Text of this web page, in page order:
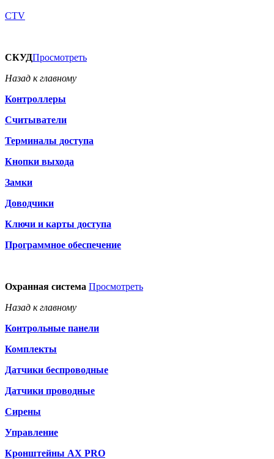
CTV
СКУДПросмотреть
Назад к главному
Контроллеры
Считыватели
Терминалы доступа
Кнопки выхода
Замки
Доводчики
Ключи и карты доступа
Программное обеспечение
Охранная система Просмотреть
Назад к главному
Контрольные панели
Комплекты
Датчики беспроводные
Датчики проводные
Сирены
Управление
Кронштейны AX PRO